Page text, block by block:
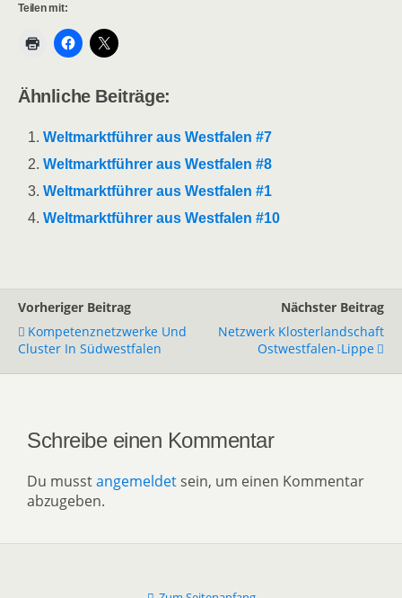
Teilen mit:
Ähnliche Beiträge:
Weltmarktführer aus Westfalen #7
Weltmarktführer aus Westfalen #8
Weltmarktführer aus Westfalen #1
Weltmarktführer aus Westfalen #10
Vorheriger Beitrag
Kompetenznetzwerke Und
Cluster In Südwestfalen
Nächster Beitrag
Netzwerk Klosterlandschaft
Ostwestfalen-Lippe
Schreibe einen Kommentar
Du musstangemeldet sein, um einen Kommentar
abzugeben.